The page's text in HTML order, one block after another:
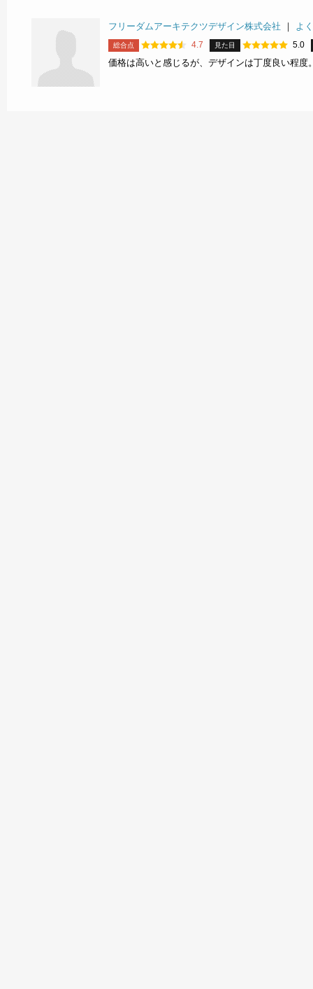
フリーダムアーキテクツデザイン株式会社 ｜ よ
総合点 4.7 見た目 5.0
価格は高いと感じるが、デザインは丁度良い程度